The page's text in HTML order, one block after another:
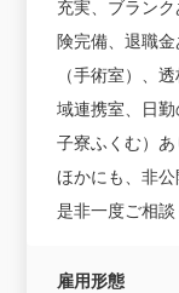
充実、ブラン
険完備、退職
（手術室）、
域連携室、日
子寮ふくむ）
ほかにも、非公
是非一度ご相談
雇用形態